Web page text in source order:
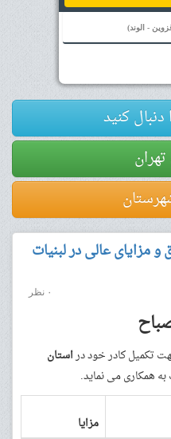
- الوند)
دنبال کنید
و مزایای عالی در لبنیات
۰ نظر
تکمیل کادر خود دراستان
همکاری می نماید.
مزایا